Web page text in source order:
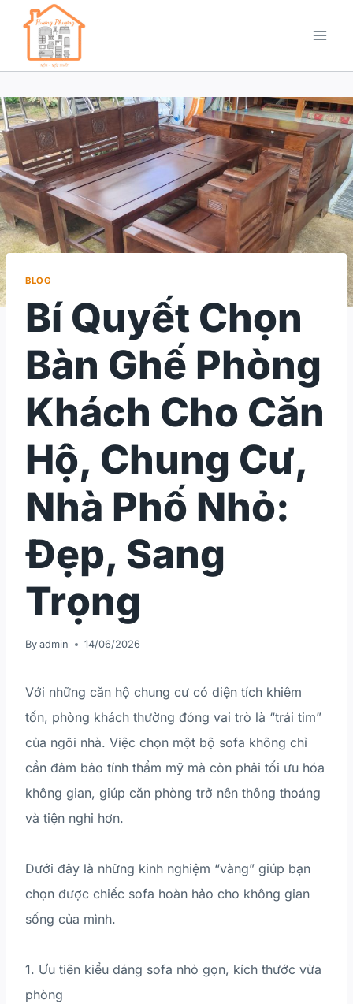
BLOG
Bí Quyết Chọn
Bàn Ghế Phòng
Khách Cho Căn
Hộ, Chung Cư,
Nhà Phố Nhỏ:
Đẹp, Sang
Trọng
By admin 14/06/2026
Với những căn hộ chung cư có diện tích khiêm
tốn, phòng khách thường đóng vai trò là “trái tim”
của ngôi nhà. Việc chọn một bộ sofa không chỉ
cần đảm bảo tính thẩm mỹ mà còn phải tối ưu hóa
không gian, giúp căn phòng trở nên thông thoáng
và tiện nghi hơn.
Dưới đây là những kinh nghiệm “vàng” giúp bạn
chọn được chiếc sofa hoàn hảo cho không gian
sống của mình.
1. Ưu tiên kiểu dáng sofa nhỏ gọn, kích thước vừa
phòng